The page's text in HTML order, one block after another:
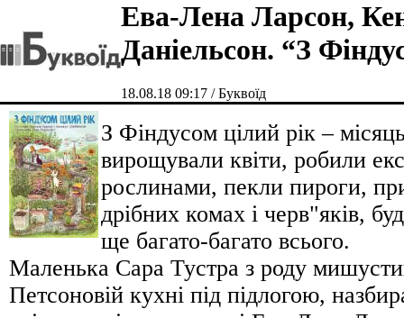
Ева-Лена Ларсон,
Даніельсон. “З
18.08.18 09:17 / Буквоїд
З Фіндусом цілий рік –
вирощували квіти, робили
рослинами, пекли пироги,
дрібних комах і черв"яків,
ще багато-багато всього.
Маленька Сара Тустра з роду
Петсоновій кухні під підлогою,